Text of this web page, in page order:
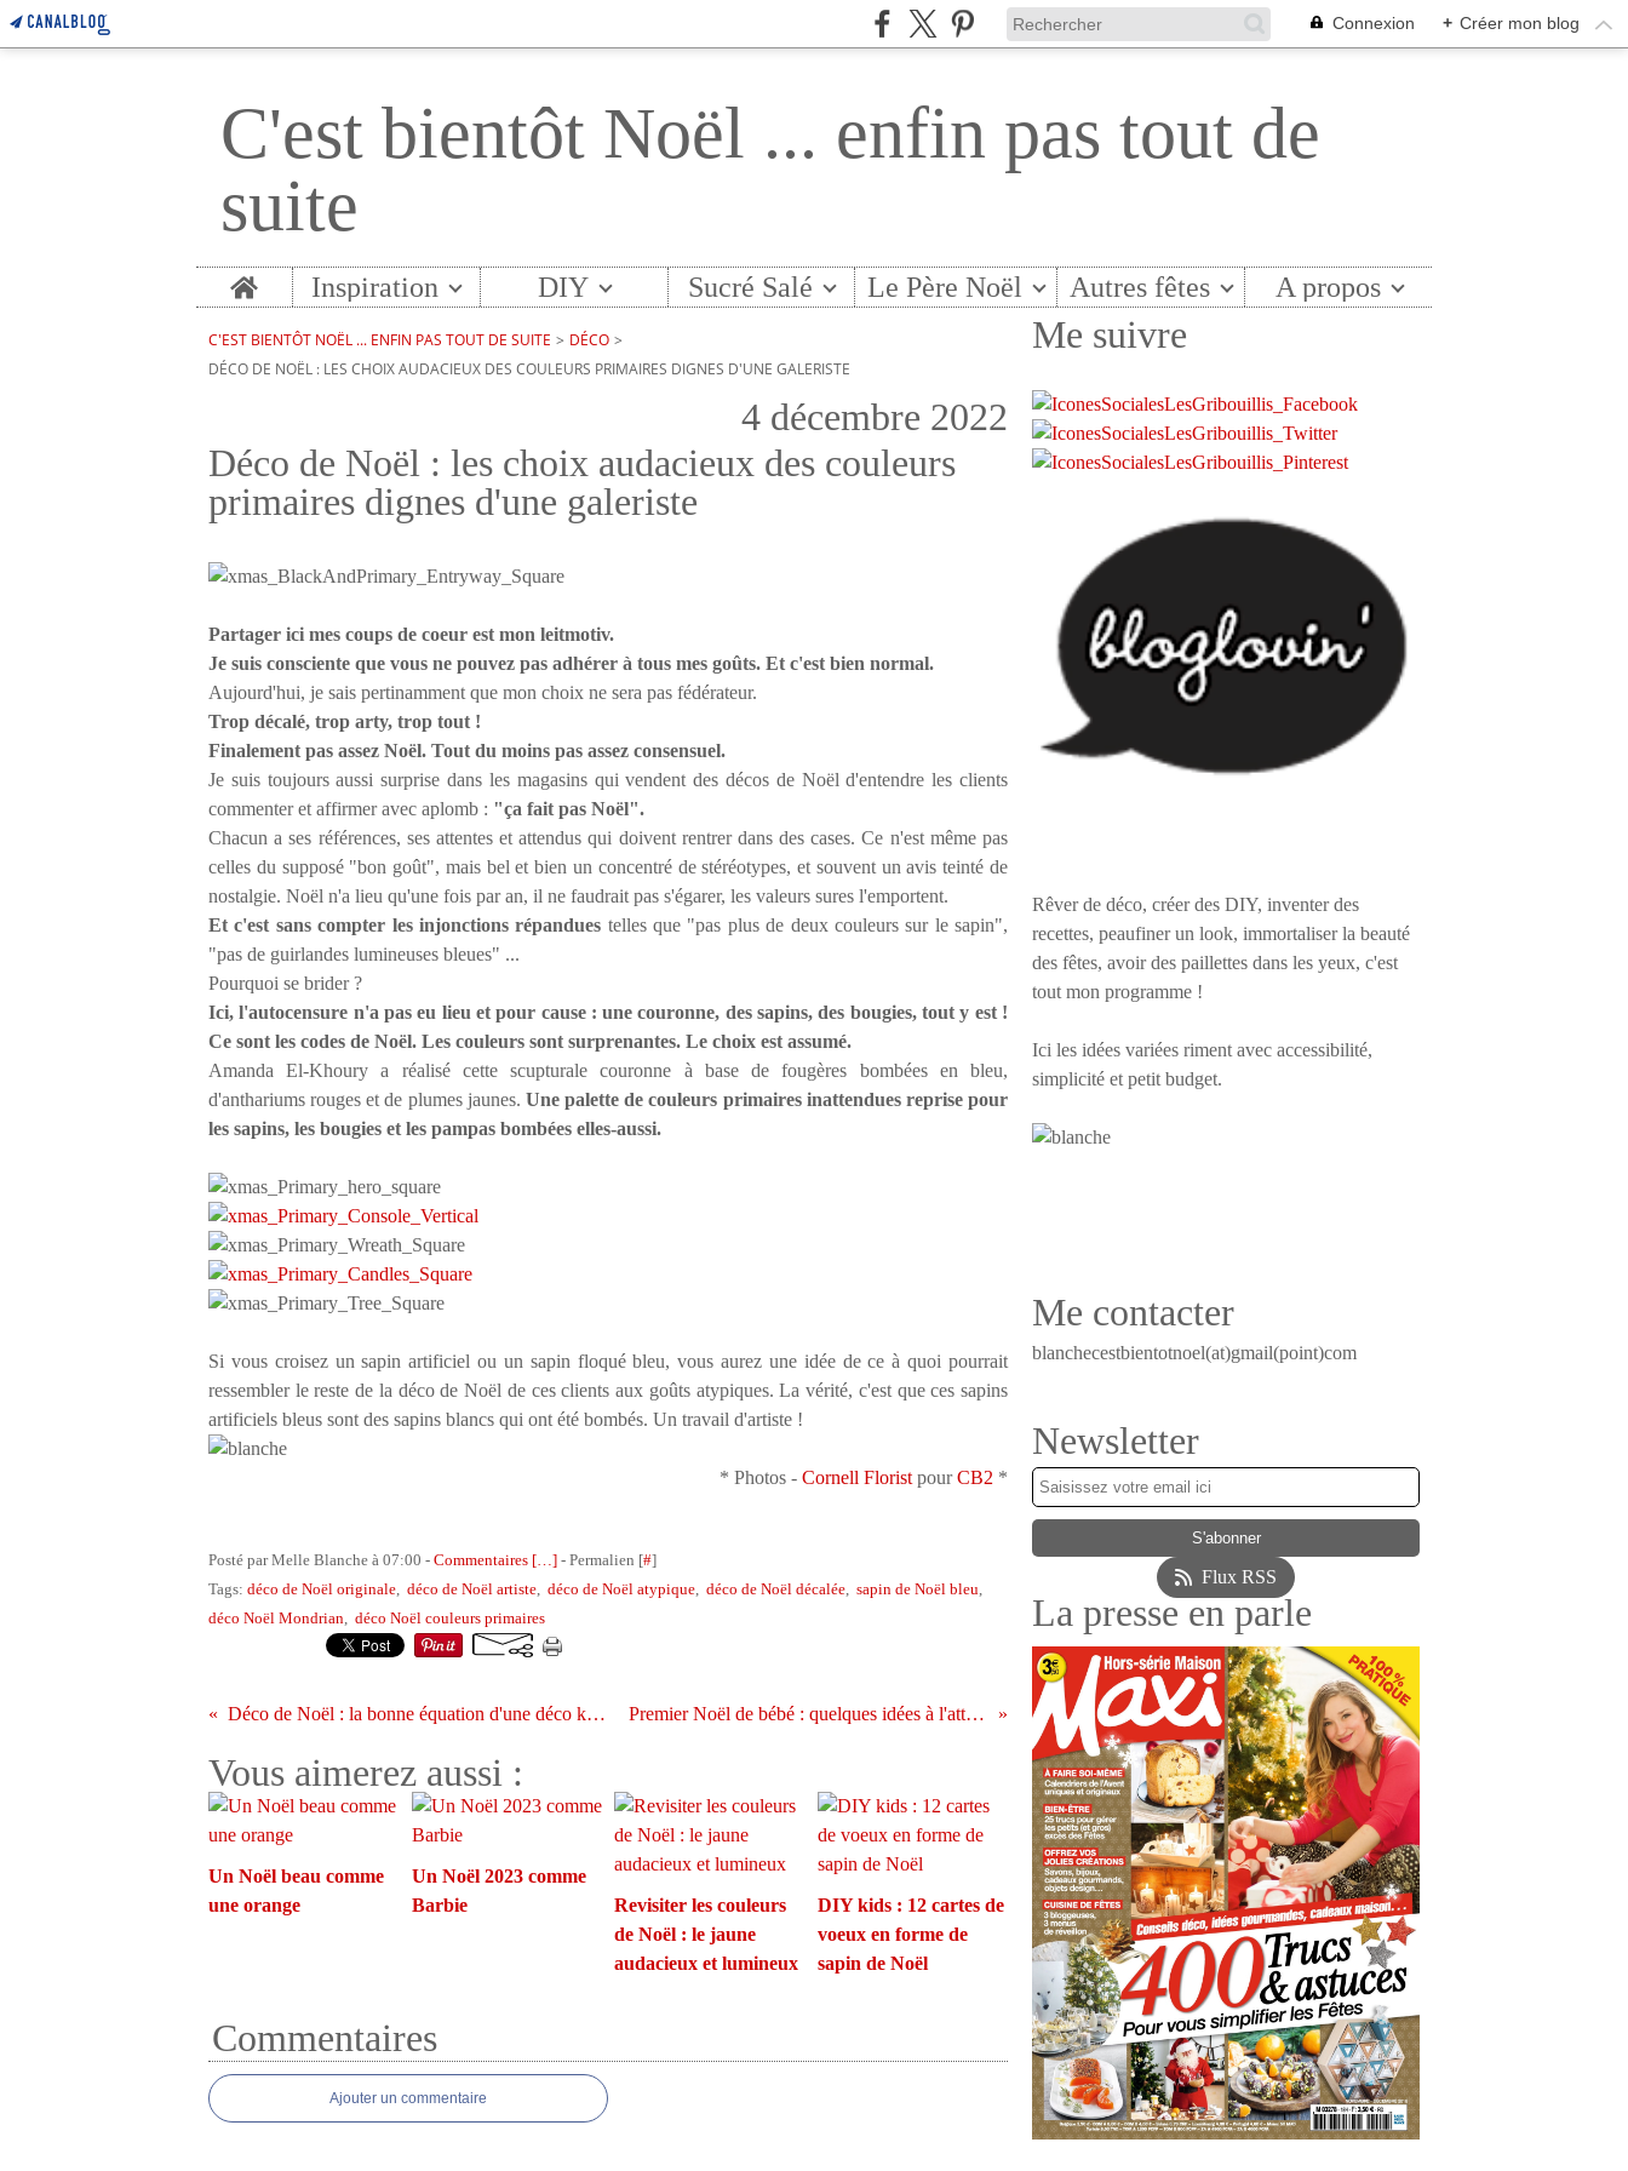
Connexion + Créer mon blog
C'est bientôt Noël ... enfin pas tout de
suite
Home Inspiration DIY Sucré Salé Le Père Noël Autres fêtes A propos
C'EST BIENTÔT NOËL ... ENFIN PAS TOUT DE SUITE > DÉCO >
DÉCO DE NOËL : LES CHOIX AUDACIEUX DES COULEURS PRIMAIRES DIGNES D'UNE GALERISTE
4 décembre 2022
Déco de Noël : les choix audacieux des couleurs
primaires dignes d'une galeriste
Partager ici mes coups de coeur est mon leitmotiv.
Je suis consciente que vous ne pouvez pas adhérer à tous mes goûts. Et c'est bien normal.
Aujourd'hui, je sais pertinamment que mon choix ne sera pas fédérateur.
Trop décalé, trop arty, trop tout !
Finalement pas assez Noël. Tout du moins pas assez consensuel.
Je suis toujours aussi surprise dans les magasins qui vendent des décos de Noël d'entendre les clients
commenter et affirmer avec aplomb : "ça fait pas Noël".
Chacun a ses références, ses attentes et attendus qui doivent rentrer dans des cases. Ce n'est même pas
celles du supposé "bon goût", mais bel et bien un concentré de stéréotypes, et souvent un avis teinté de
nostalgie. Noël n'a lieu qu'une fois par an, il ne faudrait pas s'égarer, les valeurs sures l'emportent.
Et c'est sans compter les injonctions répandues telles que "pas plus de deux couleurs sur le sapin",
"pas de guirlandes lumineuses bleues" ...
Pourquoi se brider ?
Ici, l'autocensure n'a pas eu lieu et pour cause : une couronne, des sapins, des bougies, tout y est !
Ce sont les codes de Noël. Les couleurs sont surprenantes. Le choix est assumé.
Amanda El-Khoury a réalisé cette scupturale couronne à base de fougères bombées en bleu,
d'anthariums rouges et de plumes jaunes. Une palette de couleurs primaires inattendues reprise pour
les sapins, les bougies et les pampas bombées elles-aussi.
Si vous croisez un sapin artificiel ou un sapin floqué bleu, vous aurez une idée de ce à quoi pourrait
ressembler le reste de la déco de Noël de ces clients aux goûts atypiques. La vérité, c'est que ces sapins
artificiels bleus sont des sapins blancs qui ont été bombés. Un travail d'artiste !
* Photos - Cornell Florist pourCB2 *
Posté par Melle Blanche à 07:00 - Commentaires […] - Permalien [#]
Tags: déco de Noël originale, déco de Noël artiste, déco de Noël atypique, déco de Noël décalée, sapin de Noël bleu,
déco Noël Mondrian, déco Noël couleurs primaires
Déco de Noël : la bonne équation d'une déco kid friendly en noir et blanc Premier Noël de bébé : quelques idées à l'attention des jeunes parents
Vous aimerez aussi :
Un Noël beau comme
une orange
Un Noël 2023 comme
Barbie
Revisiter les couleurs
de Noël : le jaune
audacieux et lumineux
DIY kids : 12 cartes de
voeux en forme de
sapin de Noël
Commentaires
Ajouter un commentaire
Me suivre
Rêver de déco, créer des DIY, inventer des
recettes, peaufiner un look, immortaliser la beauté
des fêtes, avoir des paillettes dans les yeux, c'est
tout mon programme !
Ici les idées variées riment avec accessibilité,
simplicité et petit budget.
Me contacter
blanchecestbientotnoel(at)gmail(point)com
Newsletter
Flux RSS
La presse en parle